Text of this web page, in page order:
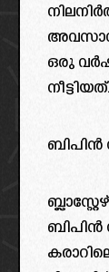
ഒരു
നീട്ടിയത്.
ബിപിൻ
ബിപിൻ